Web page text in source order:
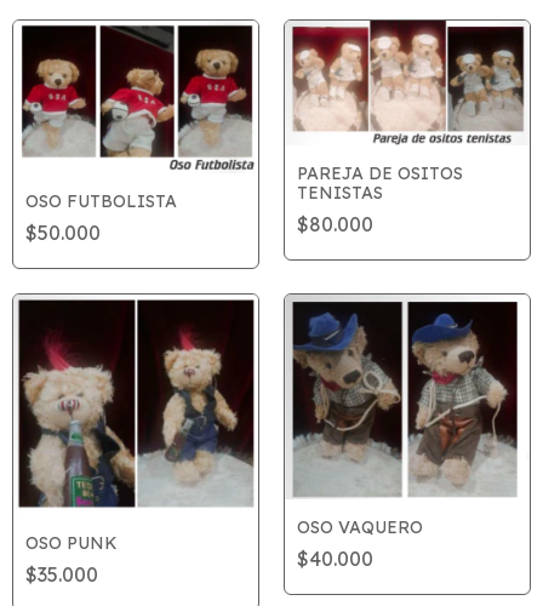
OSO FUTBOLISTA
$50.000
PAREJA DE OSITOS
TENISTAS
$80.000
OSO PUNK
$35.000
OSO VAQUERO
$40.000